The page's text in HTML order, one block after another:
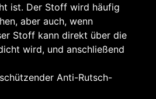
ist. Der Stoff wird häufig
aber auch, wenn
Stoff kann direkt über die
wird, und anschließend
Anti-Rutsch-